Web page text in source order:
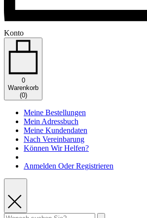
Konto
0
Warenkorb
(0)
Meine Bestellungen
Mein Adressbuch
Meine Kundendaten
Nach Vereinbarung
Können Wir Helfen?
Anmelden Oder Registrieren